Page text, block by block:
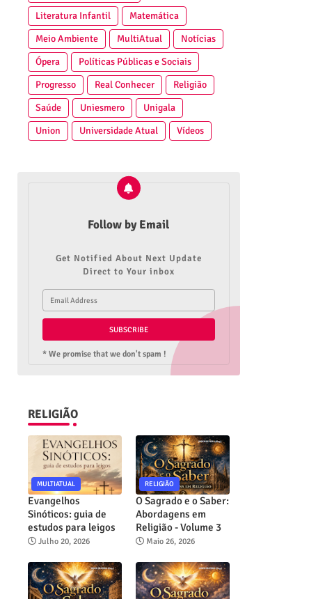
Literatura Infantil
Matemática
Meio Ambiente
MultiAtual
Notícias
Ópera
Políticas Públicas e Sociais
Progresso
Real Conhecer
Religião
Saúde
Uniesmero
Unigala
Union
Universidade Atual Vídeos
Follow by Email
Get Notified About Next Update
Direct to Your inbox
* We promise that we don't spam !
RELIGIÃO
MULTIATUAL
Evangelhos
Sinóticos: guia de
estudos para leigos
Julho 20, 2026
RELIGIÃO
O Sagrado e o Saber:
Abordagens em
Religião - Volume 3
Maio 26, 2026